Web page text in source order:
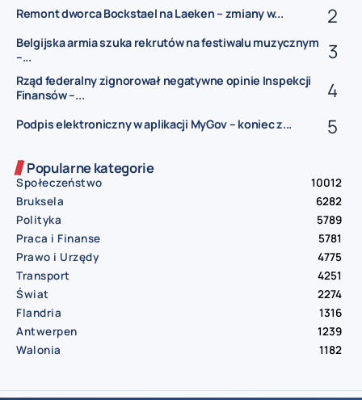
Remont dworca Bockstael na Laeken – zmiany w...
Belgijska armia szuka rekrutów na festiwalu muzycznym
–...
Rząd federalny zignorował negatywne opinie Inspekcji
Finansów –...
Podpis elektroniczny w aplikacji MyGov – koniec z...
Popularne kategorie
Społeczeństwo
10012
Bruksela
6282
Polityka
5789
Praca i Finanse
5781
Prawo i Urzędy
4775
Transport
4251
Świat
2274
Flandria
1316
Antwerpen
1239
Walonia
1182